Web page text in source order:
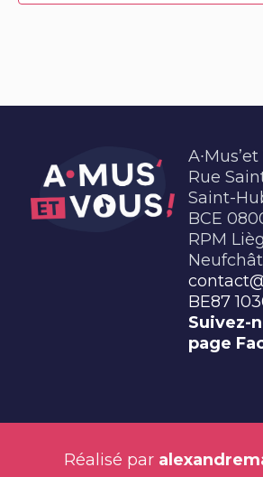
Rue
Saint-
BCE
RPM
BE87
Suivez-
page
Réalisé par